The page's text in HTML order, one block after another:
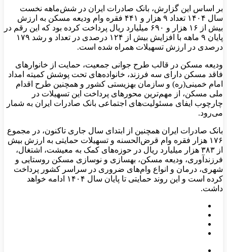
بر اساس این گزارش، بانک صادرات ایران در شش‌ماهه نخست
سال ۱۴۰۴ تعداد ۹ هزار و ۴۴۱ فقره وام ودیعه مسکن به ارزش
بیش از ۱۶ هزار و ۶۹۰ میلیارد ریال پرداخت کرده بود که این رقم در
پایان ۹ ماهه با افزایش بیش از ۱۲۴ درصدی در تعداد و رشد ۱۷۹
درصدی در ارزش تسهیلات همراه شده است.
ودیعه مسکن در قالب طرح جوانی جمعیت، حمایت از خانوارهای
فاقد مسکن دارای سه فرزند، خانواده‌های تحت پوشش کمیته امداد
امام خمینی(ره) و سازمان بهزیستی کشور و همچنین طرح اقدام
ملی مسکن، از مهم‌ترین محورهای پرداخت این تسهیلات در
چارچوب ایفای مسئولیت‌های اجتماعی بانک صادرات ایران به شمار
می‌رود.
بانک صادرات ایران همچنین از ابتدای سال جاری تاکنون، در مجموع
۱۷۶ هزار فقره وام قرض‌الحسنه و تسهیلات حمایتی به ارزش بیش
از ۳۸۳ هزار میلیارد ریال در حوزه‌های کمک به معیشت، اشتغال،
فرزندآوری، ودیعه مسکن، بهسازی و نوسازی مسکن روستایی و
شهری، درمان و انواع وام‌های ضروری در سراسر کشور پرداخت
کرده است و این روند حمایتی تا پایان سال ۱۴۰۴ ادامه خواهد
داشت.​